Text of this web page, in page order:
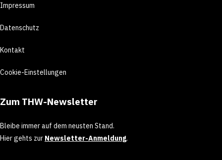
Impressum
Datenschutz
Kontakt
Cookie-Einstellungen
Zum THW-Newsletter
Bleibe immer auf dem neusten Stand.
Hier gehts zur Newsletter-Anmeldung.